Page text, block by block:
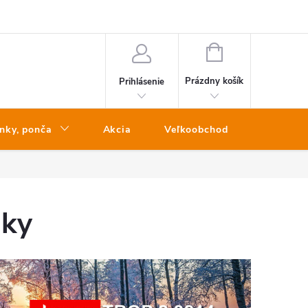
Prihlásenie
NÁKUPNÝ
Prázdny košík
ponča Akcia Veľkoobchod